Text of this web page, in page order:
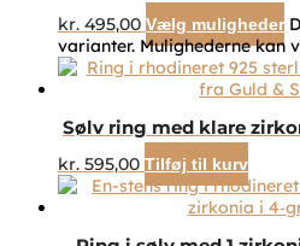
kr. 495,00 Vælg muligheder
varianter. Mulighederne kan
Sølv ring med klare
kr. 595,00 Tilføj til kurv